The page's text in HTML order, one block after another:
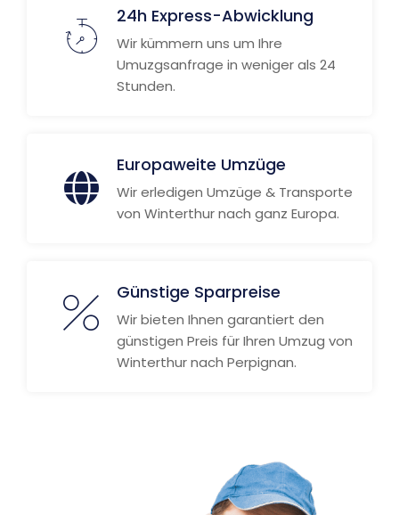
24h Express-Abwicklung
Wir kümmern uns um Ihre
Umuzgsanfrage in weniger als 24
Stunden.
Europaweite Umzüge
Wir erledigen Umzüge & Transporte
von Winterthur nach ganz Europa.
Günstige Sparpreise
Wir bieten Ihnen garantiert den
günstigen Preis für Ihren Umzug von
Winterthur nach Perpignan.